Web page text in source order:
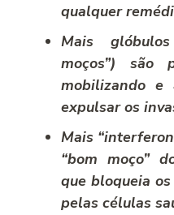
qualquer
Mais
moços”) são
mobilizando
expulsar os
Mais
“bom moço”
que bloqueia
pelas células